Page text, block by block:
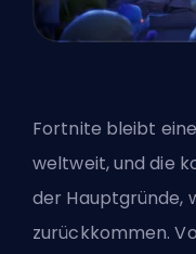
Fortnite bleibt
weltweit, und die
der Hauptgründe,
zurückkommen.